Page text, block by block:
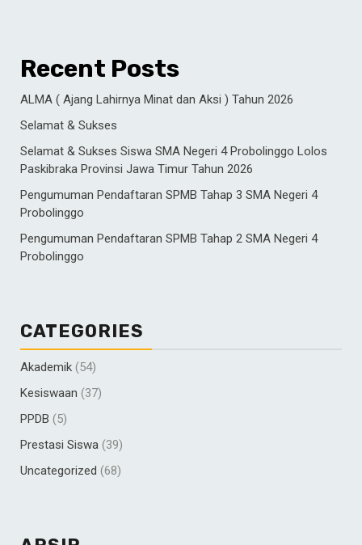
Recent Posts
ALMA ( Ajang Lahirnya Minat dan Aksi ) Tahun 2026
Selamat & Sukses
Selamat & Sukses Siswa SMA Negeri 4 Probolinggo Lolos
Paskibraka Provinsi Jawa Timur Tahun 2026
Pengumuman Pendaftaran SPMB Tahap 3 SMA Negeri 4
Probolinggo
Pengumuman Pendaftaran SPMB Tahap 2 SMA Negeri 4
Probolinggo
CATEGORIES
Akademik (54)
Kesiswaan (37)
PPDB (5)
Prestasi Siswa (39)
Uncategorized (68)